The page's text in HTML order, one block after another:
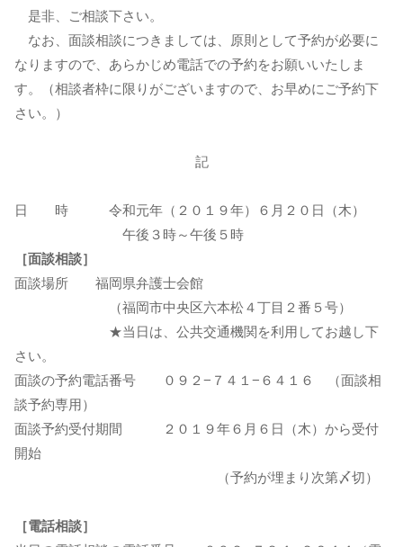
是非、ご相談下さい。
なお、面談相談につきましては、原則として予約が必要に
なりますので、あらかじめ電話での予約をお願いいたしま
す。（相談者枠に限りがございますので、お早めにご予約下
さい。）
記
日 時 令和元年（２０１９年）６月２０日（木）
午後３時～午後５時
［面談相談］
面談場所 福岡県弁護士会館
（福岡市中央区六本松４丁目２番５号）
★当日は、公共交通機関を利用してお越し下
さい。
面談の予約電話番号 ０９２−７４１−６４１６ （面談相
談予約専用）
面談予約受付期間 ２０１９年６月６日（木）から受付
開始
（予約が埋まり次第〆切）
［電話相談］